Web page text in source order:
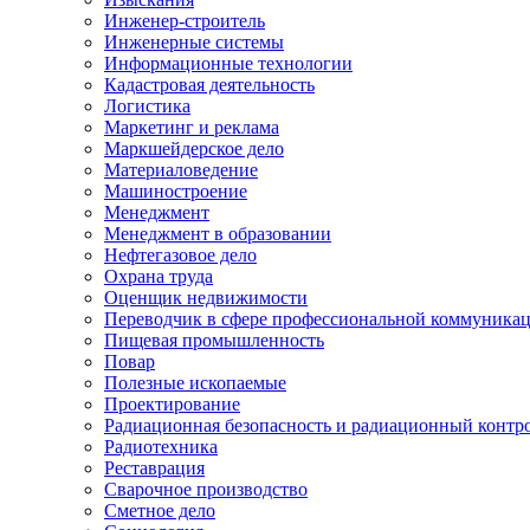
Инженер-строитель
Инженерные системы
Информационные технологии
Кадастровая деятельность
Логистика
Маркетинг и реклама
Маркшейдерское дело
Материаловедение
Машиностроение
Менеджмент
Менеджмент в образовании
Нефтегазовое дело
Охрана труда
Оценщик недвижимости
Переводчик в сфере профессиональной
Пищевая промышленность
Повар
Полезные ископаемые
Проектирование
Радиационная безопасность и радиационный
Радиотехника
Реставрация
Сварочное производство
Сметное дело